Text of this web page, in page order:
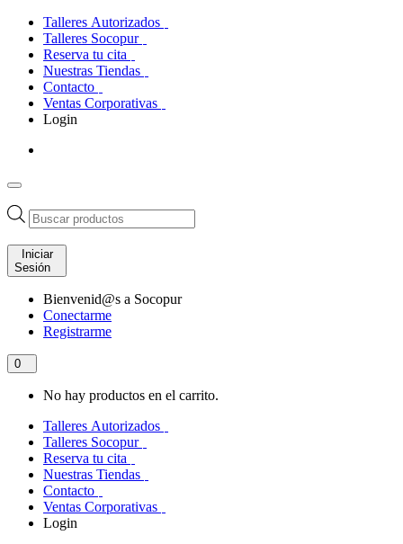
Talleres Autorizados
Talleres Socopur
Reserva tu cita
Nuestras Tiendas
Contacto
Ventas Corporativas
Login
Búsqueda
de
productos
Iniciar
Sesión
Bienvenid@s a Socopur
Conectarme
Registrarme
0
No hay productos en el carrito.
Talleres Autorizados
Talleres Socopur
Reserva tu cita
Nuestras Tiendas
Contacto
Ventas Corporativas
Login